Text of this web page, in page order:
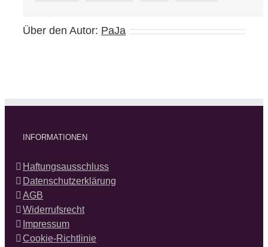
Über den Autor: PaJa
INFORMATIONEN
Haftungsausschluss
Datenschutzerklärung
AGB
Widerrufsrecht
Impressum
Cookie-Richtlinie